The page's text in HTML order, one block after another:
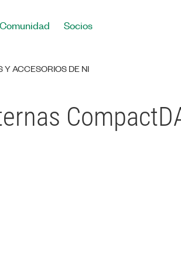
Comunidad Socios
Y ACCESORIOS DE NI